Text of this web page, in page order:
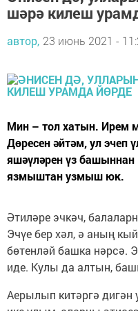
шәрә килеш
автор, 23 июнь 2021 -
Мин – тол хатын. Ирем
Дөресен әйтәм, ул эчеп
яшәүләрен үз башыннан
язмыштан узмыш юк.
Әтиләре эчкәч,
Эчүе бер хәл, ә аның
бөтенләй башка нәрсә.
иде. Кулы да алтын,
Аерылып китәргә